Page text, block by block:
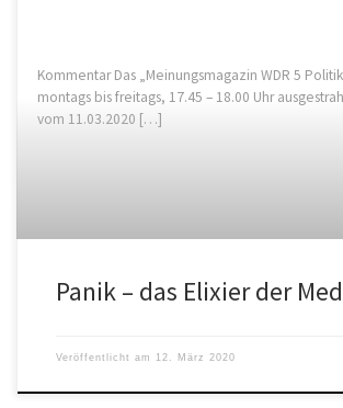
Kommentar Das „Meinungsmagazin WDR 5
montags bis freitags, 17.45 – 18.00 Uhr
vom 11.03.2020 […]
Panik – das Elixier der
Veröffentlicht am 12. März 2020